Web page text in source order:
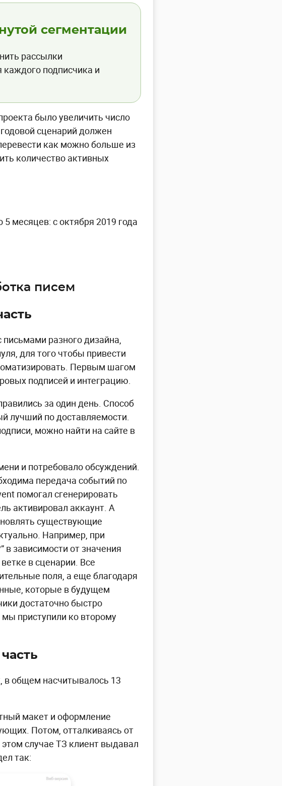
сегментации
рассылки
подписчика и
было увеличить число
сценарий должен
как можно больше из
количество активных
месяцев: с октября 2019 года
писем
разного дизайна,
для того чтобы привести
Первым шагом
подписей и интеграцию.
за один день. Способ
лучший по доставляемости.
можно найти на сайте в
и потребовало обсуждений.
передача событий по
помогал сгенерировать
активировал аккаунт. А
существующие
Например, при
в зависимости от значения
в сценарии. Все
поля, а еще благодаря
которые в будущем
достаточно быстро
мы приступили ко второму
в общем насчитывалось 13
макет и оформление
Потом, отталкиваясь от
случае ТЗ клиент выдавал
так: